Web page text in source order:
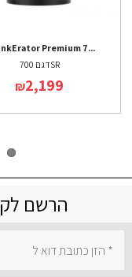
Premium 7...
דגם 700SR
₪2,199
הרשם